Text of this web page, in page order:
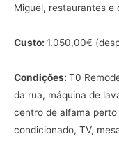
Miguel, restaurantes e
Custo: 1.050,00€
Condições: T0
da rua, máquina de
centro de alfama
condicionado, TV,